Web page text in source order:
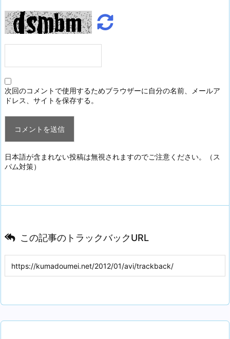
次回のコメントで使用するためブラウザーに自分の名前、メールア
ドレス、サイトを保存する。
日本語が含まれない投稿は無視されますのでご注意ください。（ス
パム対策）
この記事のトラックバックURL